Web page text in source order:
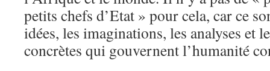
petits chefs d’Etat » pour cela, car ce
idées, les imaginations, les analyses et
concrètes qui gouvernent l’humanité